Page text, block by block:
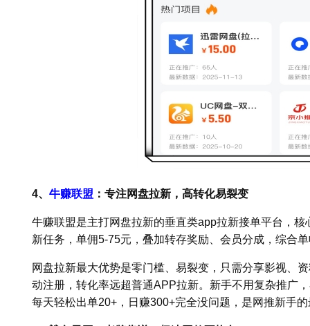
4、 牛赚联盟 ：专注网盘拉新，高转化易裂变
牛赚联盟是主打网盘拉新的垂直类app拉新接单平台，
新任务，单佣5-75元，叠加转存奖励、会员分成，综合
网盘拉新最大优势是零门槛、易裂变，只需分享影视、
动注册，转化率远超普通APP拉新。新手不用复杂推广
每天轻松出单20+，日赚300+完全没问题，是网推新手